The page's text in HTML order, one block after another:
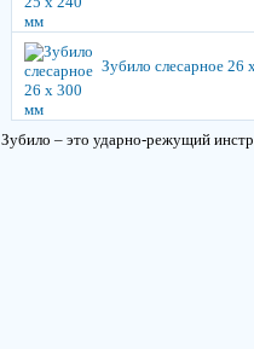
Зубило слесарное 26
Зубило – это ударно-режущий